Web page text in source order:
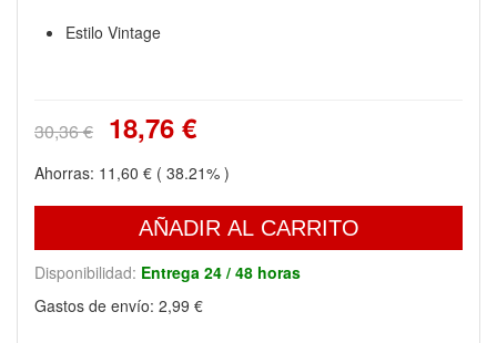
Estilo Vintage
30,36 € 18,76 €
Ahorras: 11,60 € ( 38.21% )
AÑADIR AL CARRITO
Disponibilidad: Entrega 24 / 48 horas
Gastos de envío: 2,99 €